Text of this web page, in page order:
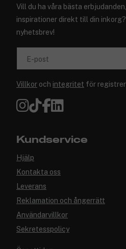
Vill du ha våra bästa
inspirationer direkt till din
nyhetsbrev!
E-post
Villkor och integritet för
Kundservice
Hjälp
Kontakta oss
Leverans
Reklamation och ångerrätt
Användarvillkor
Sekretesspolicy